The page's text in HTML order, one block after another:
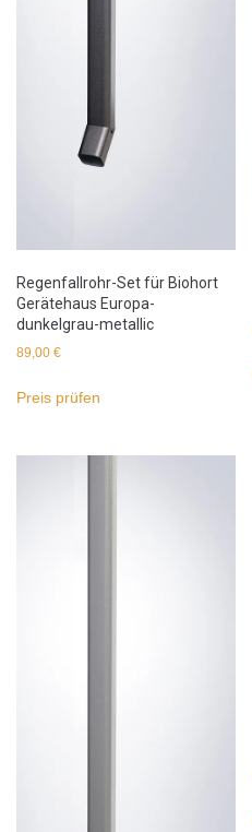
Regenfallrohr-Set für Biohort
Gerätehaus Europa-
dunkelgrau-metallic
89,00 €
Preis prüfen